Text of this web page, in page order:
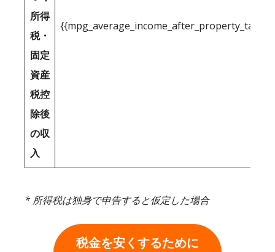
所得
税・
固定
資産
税控
除後
の収
入
* 所得税は独身で申告すると仮定した場合
税金を安くするために